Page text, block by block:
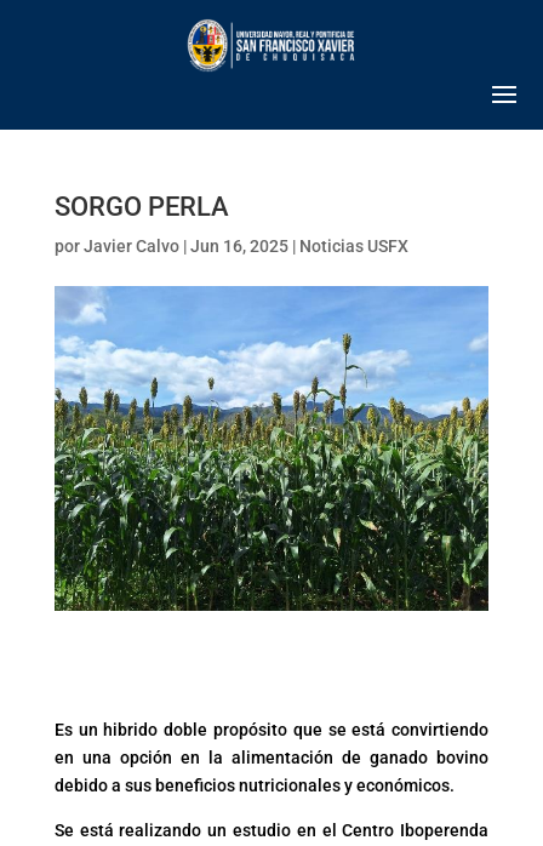
SORGO PERLA
porJavier Calvo|Jun 16, 2025| Noticias USFX
Es un hibrido doble propósito que se está convirtiendo
en una opción en la alimentación de ganado bovino
debido a sus beneficios nutricionales y económicos.
Se está realizando un estudio en el Centro Iboperenda